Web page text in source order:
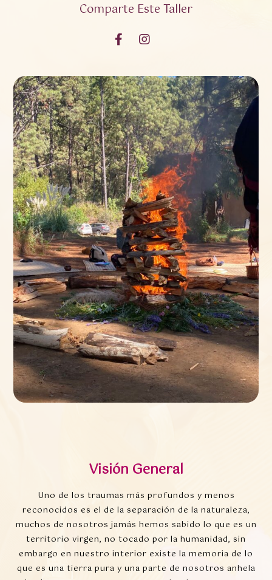
Comparte Este Taller
Visión General
Uno de los traumas más profundos y menos
reconocidos es el de la separación de la naturaleza,
muchos de nosotros jamás hemos sabido lo que es un
territorio virgen, no tocado por la humanidad, sin
embargo en nuestro interior existe la memoria de lo
que es una tierra pura y una parte de nosotros anhela